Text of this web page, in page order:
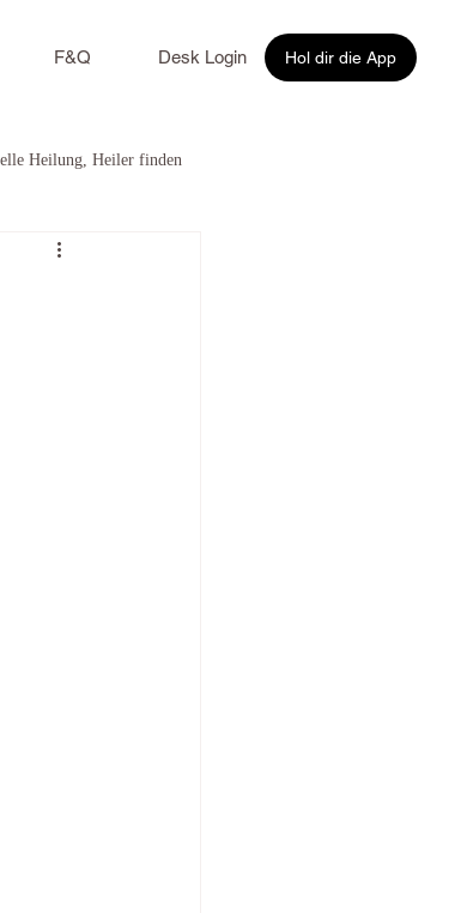
F&Q Desk Login Hol dir die App
Heilung, Heiler finden